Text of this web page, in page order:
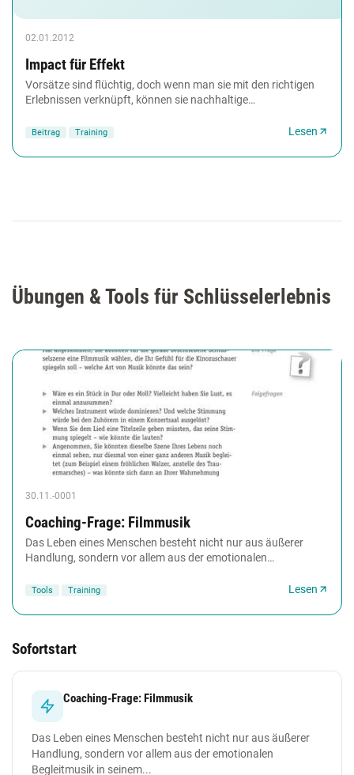
02.01.2012
Impact für Effekt
Vorsätze sind flüchtig, doch wenn man sie mit den richtigen
Erlebnissen verknüpft, können sie nachhaltige
Beitrag Training Lesen
Übungen & Tools für Schlüsselerlebnis
30.11.-0001
Coaching-Frage: Filmmusik
Das Leben eines Menschen besteht nicht nur aus äußerer
Handlung, sondern vor allem aus der emotionalen
Tools Training Lesen
Sofortstart
Coaching-Frage: Filmmusik
Das Leben eines Menschen besteht nicht nur aus äußerer
Handlung, sondern vor allem aus der emotionalen
Begleitmusik in seinem...